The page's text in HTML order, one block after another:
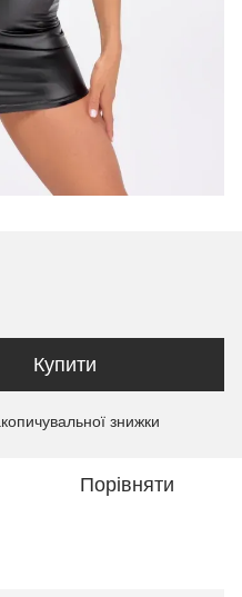
Купити
знижки
Порівняти